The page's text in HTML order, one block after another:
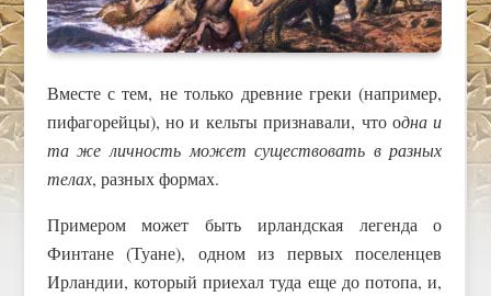
Вместе с тем, не только древние греки (например,
пифагорейцы), но и кельты признавали, что одна и
та же личность может существовать в разных
телах, разных формах.
Примером может быть ирландская легенда о
Финтане (Туане), одном из первых поселенцев
Ирландии, который приехал туда еще до потопа, и,